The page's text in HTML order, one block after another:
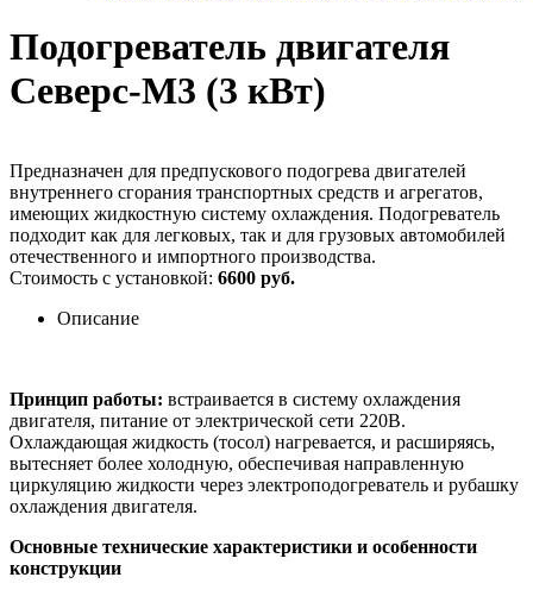
Подогреватель двигателя
Северс-М3 (3 кВт)
Предназначен для предпускового подогрева двигателей
внутреннего сгорания транспортных средств и агрегатов,
имеющих жидкостную систему охлаждения. Подогреватель
подходит как для легковых, так и для грузовых автомобилей
отечественного и импортного производства.
Стоимость с установкой: 6600 руб.
Описание
Принцип работы: встраивается в систему охлаждения
двигателя, питание от электрической сети 220В.
Охлаждающая жидкость (тосол) нагревается, и расширяясь,
вытесняет более холодную, обеспечивая направленную
циркуляцию жидкости через электроподогреватель и рубашку
охлаждения двигателя.
Основные технические характеристики и особенности
конструкции